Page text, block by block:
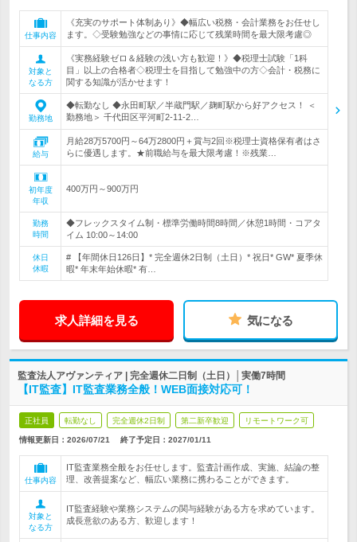
仕事内容
《充実のサポート体制あり》◆幅広い税務・会計業務をお任せし
ます。◇受験勉強などの事情に応じて残業時間を最大限考慮◎
対象と
なる方
《実務経験ゼロ＆経験の浅い方も歓迎！》◆税理士試験「1科
目」以上の合格者◇税理士を目指して勉強中の方◇会計・税務に
関する知識が活かせます！
勤務地
◆転勤なし ◆永田町駅／半蔵門駅／麹町駅から好アクセス！ ＜
勤務地＞ 千代田区平河町2-11-2…
給与
月給28万5700円～64万2800円＋賞与2回※税理士資格保有者はさ
らに優遇します。★前職給与を最大限考慮！※残業…
初年度
年収
400万円～900万円
勤務
時間
◆フレックスタイム制・標準労働時間8時間／休憩1時間・コアタ
イム 10:00～14:00
休日
休暇
# 【年間休日126日】* 完全週休2日制（土日）* 祝日* GW* 夏季休
暇* 年末年始休暇* 有…
求人詳細を見る 気になる
監査法人アヴァンティア | 完全週休二日制（土日）│実働7時間
【IT監査】IT監査業務全般！WEB面接対応可！
正社員 転勤なし 完全週休2日制 第二新卒歓迎 リモートワーク可
情報更新日：2026/07/21 終了予定日： 2027/01/11
仕事内容
IT監査業務全般をお任せします。監査計画作成、実施、結論の整
理、改善提案など、幅広い業務に携わることができます。
対象と
なる方
IT監査経験や業務システムの関与経験がある方を求めています。
成長意欲のある方、歓迎します！